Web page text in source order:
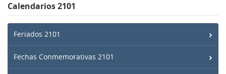
Calendarios 2101
Feriados 2101
Fechas Conmemorativas 2101